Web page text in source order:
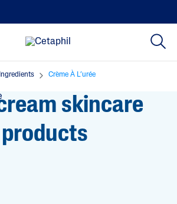
Ingredients Crème À L’urée
skincare
products